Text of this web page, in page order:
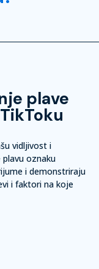
plave
vidljivost i
oznaku
i demonstriraju
i faktori na koje